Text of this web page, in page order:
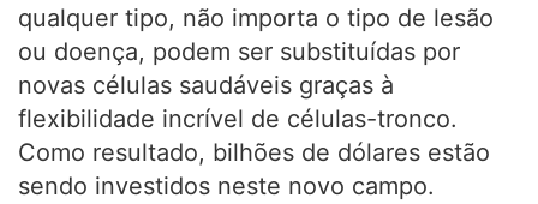
qualquer tipo, não importa o tipo de lesão
ou doença, podem ser substituídas por
novas células saudáveis graças à
flexibilidade incrível de células-tronco.
Como resultado, bilhões de dólares estão
sendo investidos neste novo campo.